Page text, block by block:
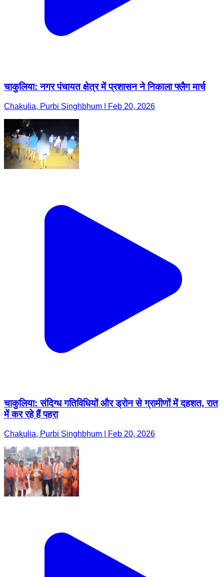
चाकुलिया: नगर पंचायत क्षेत्र में प्रशासन ने निकाला फ्लैग मार्च
Chakulia, Purbi Singhbhum | Feb 20, 2026
चाकुलिया: संदिग्ध गतिविधियों और ड्रोन से ग्रामीणों में दहशत, रात
में कर रहे हैं पहरा
Chakulia, Purbi Singhbhum | Feb 20, 2026